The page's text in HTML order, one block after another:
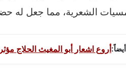
الشعرية، مما جعل له
أروع اشعار أبو المغيث الحلاج